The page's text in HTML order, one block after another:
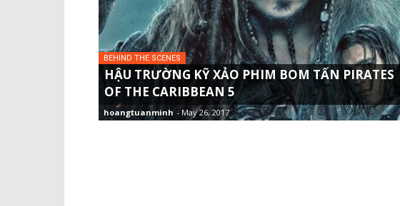
BEHIND THE SCENES
HẬU TRƯỜNG KỸ XẢO PHIM BOM TẤN PIRATES
OF THE CARIBBEAN 5
hoangtuanminh - May 26, 2017